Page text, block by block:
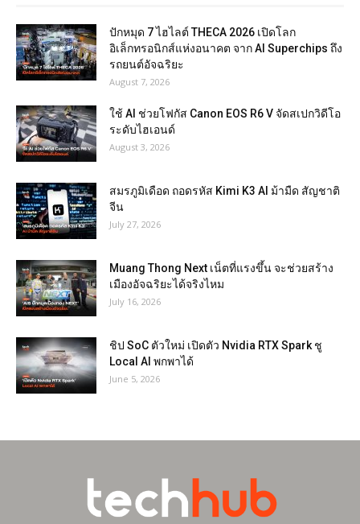
ปักหมุด 7 ไฮไลต์ THECA 2026 เปิดโลก
อิเล็กทรอนิกส์แห่งอนาคต จาก AI Superchips ถึง
รถยนต์อัจฉริยะ
August 7, 2026
ใช้ AI ช่วยโฟกัส Canon EOS R6 V จัดสเปกวิดีโอ
ระดับไฮเอนด์
August 3, 2026
สมรภูมิเดือด ถอดรหัส Kimi K3 AI ม้ามืด สัญชาติ
จีน
July 27, 2026
Muang Thong Next เน็ตที่แรงขึ้น จะช่วยสร้าง
เมืองอัจฉริยะได้จริงไหม
July 16, 2026
ชิป SoC ตัวใหม่ เปิดตัว Nvidia RTX Spark ชู
Local AI พกพาได้
June 5, 2026